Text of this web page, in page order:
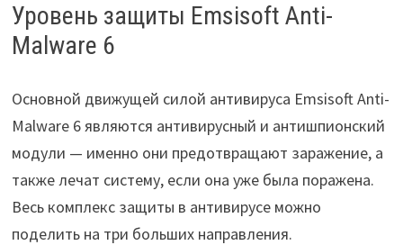
Уровень защиты Emsisoft Anti-
Malware 6
Основной движущей силой антивируса Emsisoft Anti-
Malware 6 являются антивирусный и антишпионский
модули — именно они предотвращают заражение, а
также лечат систему, если она уже была поражена.
Весь комплекс защиты в антивирусе можно
поделить на три больших направления.